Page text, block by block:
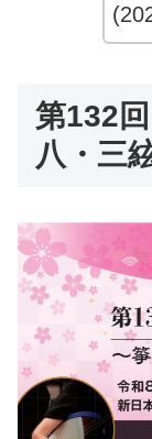
第132
八・三